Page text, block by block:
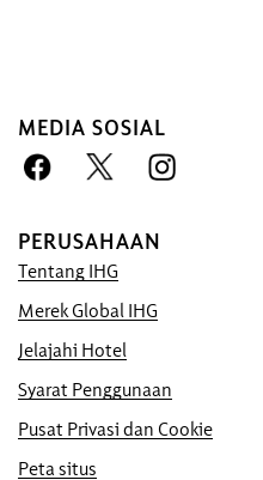
MEDIA SOSIAL
PERUSAHAAN
Tentang IHG
Merek Global IHG
Jelajahi Hotel
Syarat Penggunaan
Pusat Privasi dan Cookie
Peta situs
Keuntungan
Kami
yang tersedia secara
menyamainya dan
lipat poin IHG®
maksimum 40.000
Jaminan Reservasi
Kamar Anda dijamin.
Tidak Ada Biaya